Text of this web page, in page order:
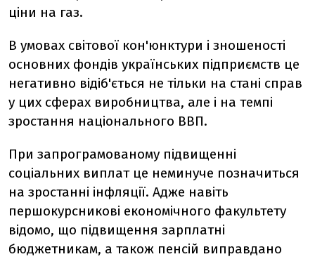
ціни на газ.
В умовах світової кон'юнктури і зношеності
основних фондів українських підприємств це
негативно відіб'ється не тільки на стані справ
у цих сферах виробництва, але і на темпі
зростання національного ВВП.
При запрограмованому підвищенні
соціальних виплат це неминуче позначиться
на зростанні інфляції. Адже навіть
першокурсникові економічного факультету
відомо, що підвищення зарплатні
бюджетникам, а також пенсій виправдано